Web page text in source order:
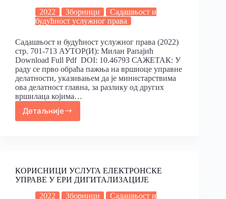
2022
Зборници
Садашњост и
будућност услужног права
Садашњост и будућност услужног права (2022)
стр. 701-713 АУТОР(И): Милан Рапајић
Download Full Pdf DOI: 10.46793 САЖЕТАК: У
раду се прво обраћа пажња на вршиоце управне
делатности, указивањем да је министарствима
ова делатност главна, за разлику од других
вршилаца којима…
Детаљније
КОРИСНИЦИ УСЛУГА ЕЛЕКТРОНСКЕ
УПРАВЕ У ЕРИ ДИГИТАЛИЗАЦИЈЕ
2022
Зборници
Садашњост и